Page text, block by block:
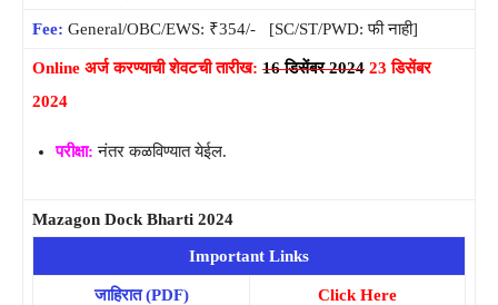
Fee: General/OBC/EWS: ₹354/- [SC/ST/PWD: फी नाही]
Online अर्ज करण्याची शेवटची तारीख: 16 डिसेंबर 2024 23 डिसेंबर
2024
परीक्षा: नंतर कळविण्यात येईल.
Mazagon Dock Bharti 2024
Important Links
जाहिरात (PDF) Click Here